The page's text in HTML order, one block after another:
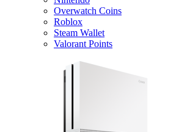
Overwatch Coins
Roblox
Steam Wallet
Valorant Points